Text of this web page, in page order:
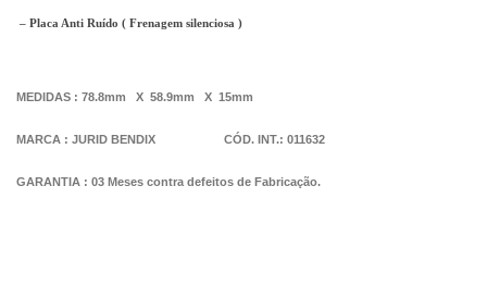
– Placa Anti Ruído ( Frenagem silenciosa )
MEDIDAS : 78.8mm X 58.9mm X 15mm
MARCA : JURID BENDIX CÓD. INT.: 011632
GARANTIA : 03 Meses contra defeitos de Fabricação.